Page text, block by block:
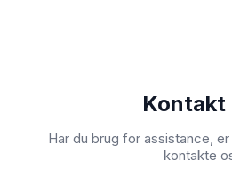
Kontakt
Har du brug for assistance,
kontakte